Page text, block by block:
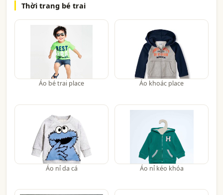
Thời trang bé trai
Áo bé trai place Áo khoác place
Áo nỉ da cá Áo nỉ kéo khóa